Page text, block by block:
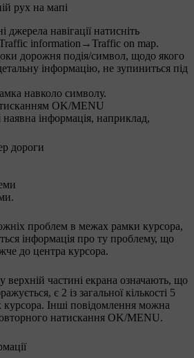
рух на мапі
навігації натисніть
information →Traffic on map.
дорожня подія/символ, щодо якого
інформацію, не зупиниться під
навколо символу.
OK/MENU
інформація, наприклад,
дороги
проблем в межах рамки курсора,
інформація про ту проблему, що
до центра курсора.
верхній частині екрана означають, що
є 2 із загальної кількості 5
Інші повідомлення можна
натискання OK/MENU.